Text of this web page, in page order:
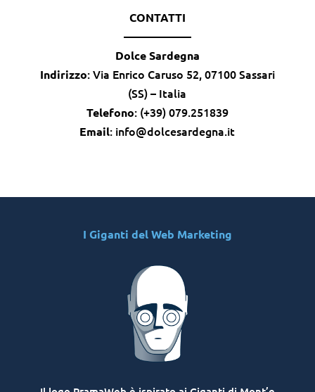
CONTATTI
——————
Dolce Sardegna
Indirizzo: Via Enrico Caruso 52, 07100 Sassari
(SS) – Italia
Telefono: (+39) 079.251839
Email: info@dolcesardegna.it
I Giganti del Web Marketing